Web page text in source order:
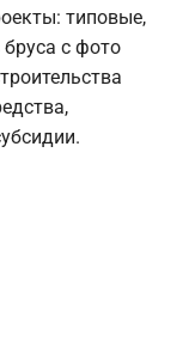
типовые,
с фото